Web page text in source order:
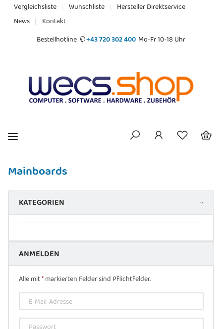
Vergleichsliste Wunschliste
Hersteller Direktservice
News
Kontakt
Bestellhotline
+43 720 302 400 Mo-Fr 10-18 Uhr
Mainboards
KATEGORIEN
ANMELDEN
Alle mit*markierten Felder sind Pflichtfelder.
E-Mail-Adresse